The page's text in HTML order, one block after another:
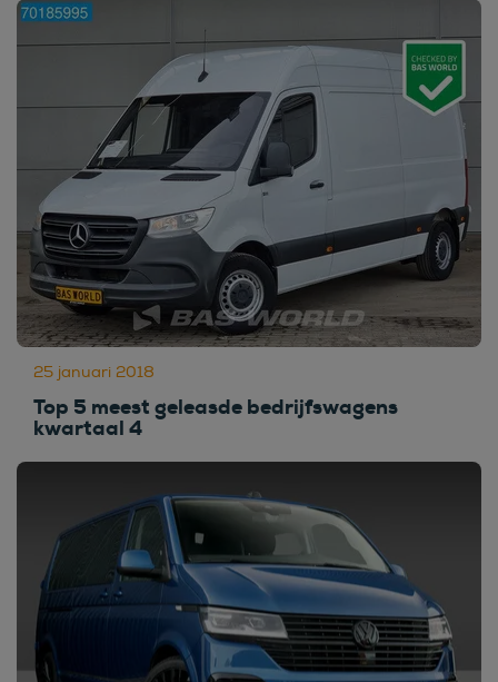
25 januari 2018
Top 5 meest geleasde bedrijfswagens
kwartaal 4